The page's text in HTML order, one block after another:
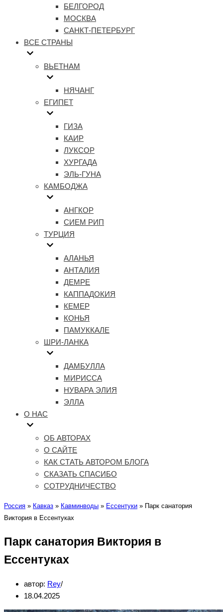
БЕЛГОРОД
МОСКВА
САНКТ-ПЕТЕРБУРГ
ВСЕ СТРАНЫ
ВЬЕТНАМ
НЯЧАНГ
ЕГИПЕТ
ГИЗА
КАИР
ЛУКСОР
ХУРГАДА
ЭЛЬ-ГУНА
КАМБОДЖА
АНГКОР
СИЕМ РИП
ТУРЦИЯ
АЛАНЬЯ
АНТАЛИЯ
ДЕМРЕ
КАППАДОКИЯ
КЕМЕР
КОНЬЯ
ПАМУККАЛЕ
ШРИ-ЛАНКА
ДАМБУЛЛА
МИРИССА
НУВАРА ЭЛИЯ
ЭЛЛА
О НАС
ОБ АВТОРАХ
О САЙТЕ
КАК СТАТЬ АВТОРОМ БЛОГА
СКАЗАТЬ СПАСИБО
СОТРУДНИЧЕСТВО
Россия » Кавказ » Кавминводы » Ессентуки »
Парк санатория
Виктория в Ессентуках
Парк санатория Виктория в
Ессентуках
автор: Rey
18.04.2025